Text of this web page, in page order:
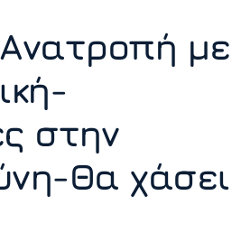
με
στην
Θα χάσει